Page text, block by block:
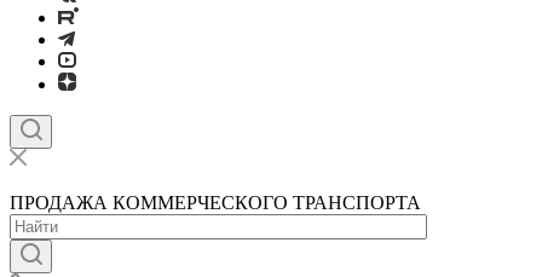
ПРОДАЖА КОММЕРЧЕСКОГО ТРАНСПОРТА